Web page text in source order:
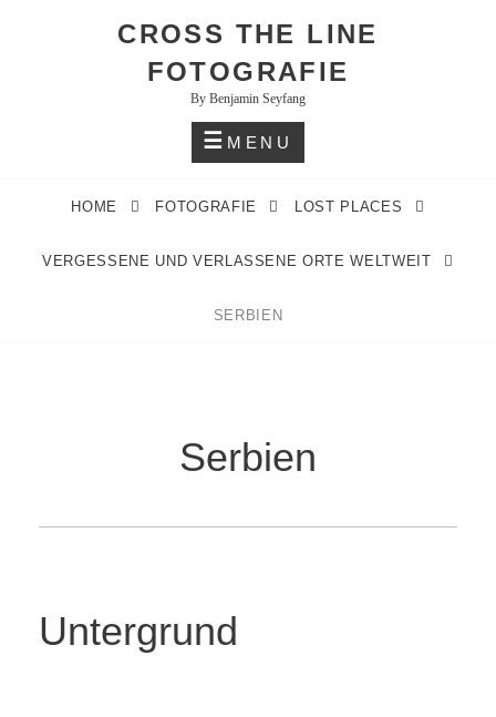
CROSS THE LINE
FOTOGRAFIE
By Benjamin Seyfang
MENU
HOME FOTOGRAFIE LOST PLACES
VERGESSENE UND VERLASSENE ORTE WELTWEIT
SERBIEN
Serbien
Untergrund